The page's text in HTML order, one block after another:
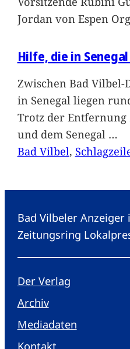
Jordan von Espen
Hilfe, die in
Zwischen Bad
in Senegal liegen
Trotz der Entfernung
und dem Senegal …
Bad Vilbel,
Bad Vilbeler Anzeiger
Zeitungsring
Der Verlag
Archiv
Mediadaten
Kontakt